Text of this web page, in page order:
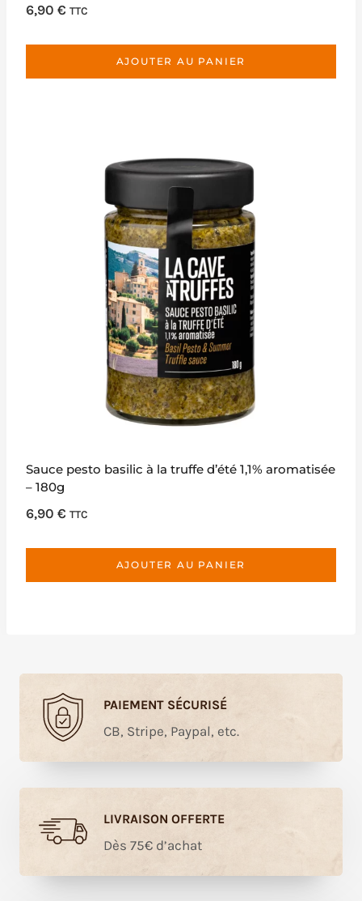
6,90 € TTC
AJOUTER AU PANIER
Sauce pesto basilic à la truffe d’été 1,1% aromatisée
– 180g
6,90 € TTC
AJOUTER AU PANIER
PAIEMENT SÉCURISÉ
CB, Stripe, Paypal, etc.
LIVRAISON OFFERTE
Dès 75€ d’achat